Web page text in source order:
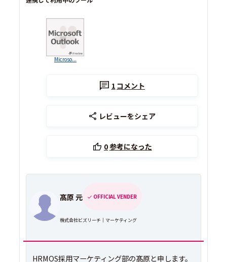
Microso...
1 コメント
レビューをシェア
0参考になった
髙原 元 OFFICIAL VENDER
株式会社ビズリーチ｜マーケティング
HRMOS採用マーケティング部の髙原と申します。